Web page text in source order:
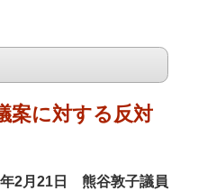
案に対する反対
2月21日 熊谷敦子議員